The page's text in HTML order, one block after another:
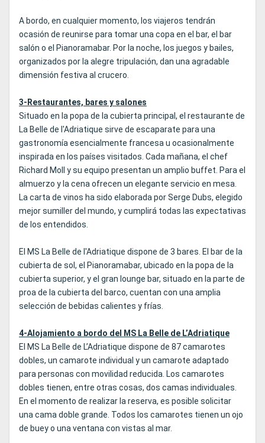
A bordo, en cualquier momento, los viajeros tendrán
ocasión de reunirse para tomar una copa en el bar, el bar
salón o el Pianoramabar. Por la noche, los juegos y bailes,
organizados por la alegre tripulación, dan una agradable
dimensión festiva al crucero.
3-Restaurantes, bares y salones
Situado en la popa de la cubierta principal, el restaurante de
La Belle de l'Adriatique sirve de escaparate para una
gastronomía esencialmente francesa u ocasionalmente
inspirada en los países visitados. Cada mañana, el chef
Richard Moll y su equipo presentan un amplio buffet. Para el
almuerzo y la cena ofrecen un elegante servicio en mesa.
La carta de vinos ha sido elaborada por Serge Dubs, elegido
mejor sumiller del mundo, y cumplirá todas las expectativas
de los entendidos.
El MS La Belle de l'Adriatique dispone de 3 bares. El bar de la
cubierta de sol, el Pianoramabar, ubicado en la popa de la
cubierta superior, y el gran lounge bar, situado en la parte de
proa de la cubierta del barco, cuentan con una amplia
selección de bebidas calientes y frías.
4-Alojamiento a bordo del MS La Belle de L’Adriatique
El MS La Belle de L’Adriatique dispone de 87 camarotes
dobles, un camarote individual y un camarote adaptado
para personas con movilidad reducida. Los camarotes
dobles tienen, entre otras cosas, dos camas individuales.
En el momento de realizar la reserva, es posible solicitar
una cama doble grande. Todos los camarotes tienen un ojo
de buey o una ventana con vistas al mar.